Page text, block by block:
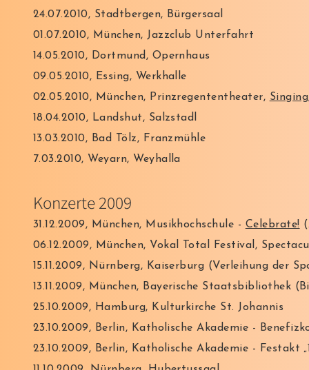
24.07.2010, Stadtbergen, Bürgersaal
01.07.2010, München, Jazzclub Unterfahrt
14.05.2010, Dortmund, Opernhaus
09.05.2010, Essing, Werkhalle
02.05.2010, München, Prinzregententheater,
18.04.2010, Landshut, Salzstadl
13.03.2010, Bad Tölz, Franzmühle
7.03.2010, Weyarn, Weyhalla
Konzerte 2009
31.12.2009, München, Musikhochschule - Celebrate!
06.12.2009, München, Vokal Total Festival,
15.11.2009, Nürnberg, Kaiserburg (Verleihung der
13.11.2009, München, Bayerische Staatsbibliothek
25.10.2009, Hamburg, Kulturkirche St. Johannis
23.10.2009, Berlin, Katholische Akademie -
23.10.2009, Berlin, Katholische Akademie - Festakt